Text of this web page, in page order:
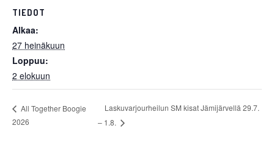
TIEDOT
Alkaa:
27 heinäkuun
Loppuu:
2 elokuun
All Together Boogie
2026
Laskuvarjourheilun SM kisat Jämijärvellä 29.7.
– 1.8.